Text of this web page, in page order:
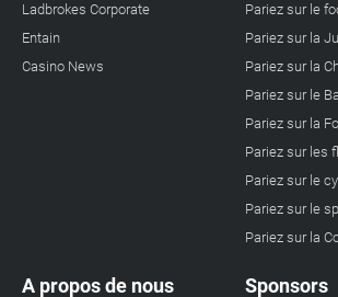
Ladbrokes Corporate
Entain
Casino News
Pariez sur le
Pariez sur la
Pariez sur la
Pariez sur le
Pariez sur la
Pariez sur les
Pariez sur le
Pariez sur le
Pariez sur la
A propos de nous Sponsors